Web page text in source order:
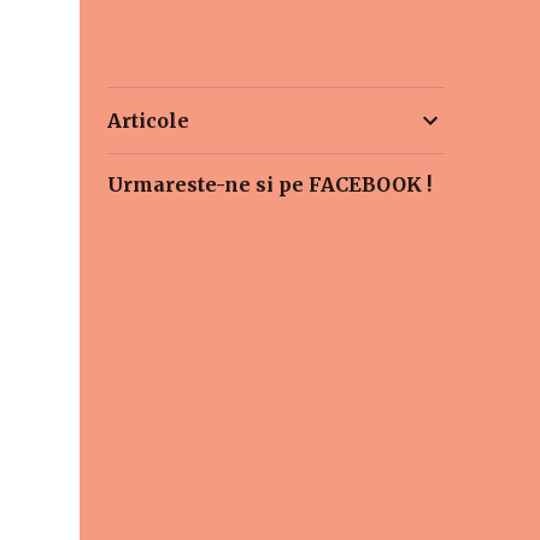
Articole
Urmareste-ne si pe FACEBOOK !